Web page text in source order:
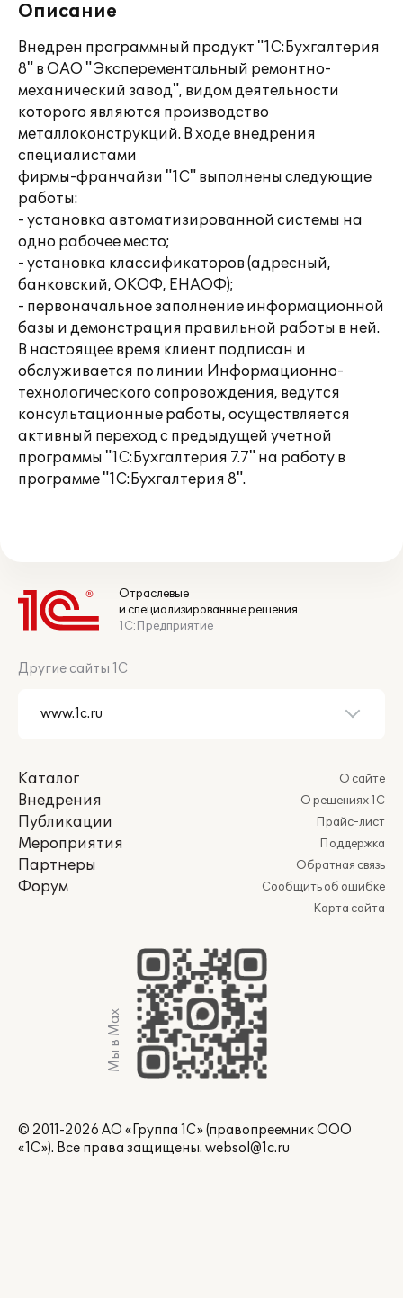
Описание
Внедрен программный продукт "1С:Бухгалтерия
8" в ОАО " Эксперементальный ремонтно-
механический завод", видом деятельности
которого являются производство
металлоконструкций. В ходе внедрения
специалистами
фирмы-франчайзи "1С" выполнены следующие
работы:
- установка автоматизированной системы на
одно рабочее место;
- установка классификаторов (адресный,
банковский, ОКОФ, ЕНАОФ);
- первоначальное заполнение информационной
базы и демонстрация правильной работы в ней.
В настоящее время клиент подписан и
обслуживается по линии Информационно-
технологического сопровождения, ведутся
консультационные работы, осуществляется
активный переход с предыдущей учетной
программы "1С:Бухгалтерия 7.7" на работу в
программе "1С:Бухгалтерия 8".
Отраслевые
и специализированные решения
1С:Предприятие
Другие сайты 1С
Каталог
Внедрения
Публикации
Мероприятия
Партнеры
Форум
О сайте
О решениях 1С
Прайс-лист
Поддержка
Обратная связь
Сообщить об ошибке
Карта сайта
Мы в Max
© 2011-2026 АО «Группа 1С» (правопреемник ООО
«1С»). Все права защищены. websol@1c.ru